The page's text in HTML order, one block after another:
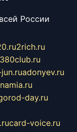
России
2rich.ru
adonyev.ru
day.ru
card-voice.ru